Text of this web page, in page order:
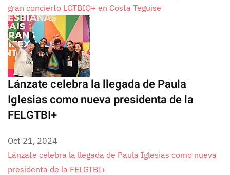
gran concierto LGTBIQ+ en Costa Teguise
Lánzate celebra la llegada de Paula
Iglesias como nueva presidenta de la
FELGTBI+
Oct 21, 2024
Lánzate celebra la llegada de Paula Iglesias como nueva
presidenta de la FELGTBI+